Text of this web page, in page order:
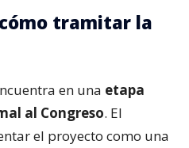
tramitar la
en una etapa
al Congreso. El
el proyecto como una